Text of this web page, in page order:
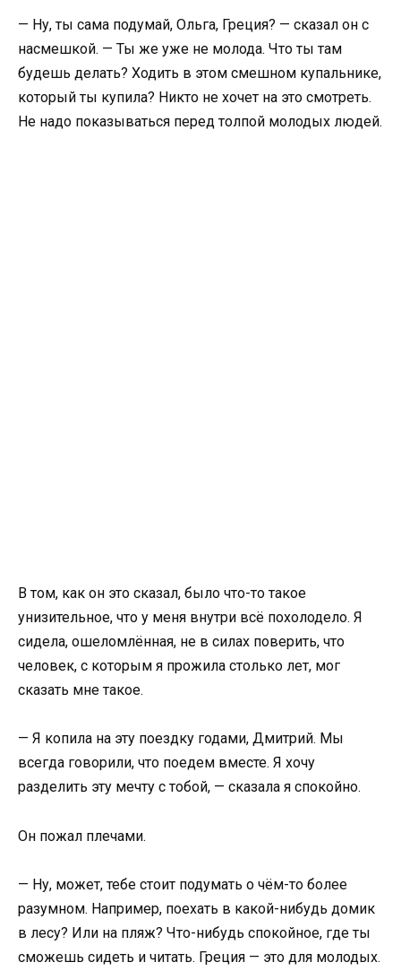
— Ну, ты сама подумай, Ольга, Греция? — сказал он с
насмешкой. — Ты же уже не молода. Что ты там
будешь делать? Ходить в этом смешном купальнике,
который ты купила? Никто не хочет на это смотреть.
Не надо показываться перед толпой молодых людей.
В том, как он это сказал, было что-то такое
унизительное, что у меня внутри всё похолодело. Я
сидела, ошеломлённая, не в силах поверить, что
человек, с которым я прожила столько лет, мог
сказать мне такое.
— Я копила на эту поездку годами, Дмитрий. Мы
всегда говорили, что поедем вместе. Я хочу
разделить эту мечту с тобой, — сказала я спокойно.
Он пожал плечами.
— Ну, может, тебе стоит подумать о чём-то более
разумном. Например, поехать в какой-нибудь домик
в лесу? Или на пляж? Что-нибудь спокойное, где ты
сможешь сидеть и читать. Греция — это для молодых.